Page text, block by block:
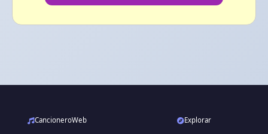
CancioneroWeb Explorar